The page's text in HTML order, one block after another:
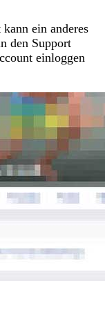
ein anderes
den Support
einloggen